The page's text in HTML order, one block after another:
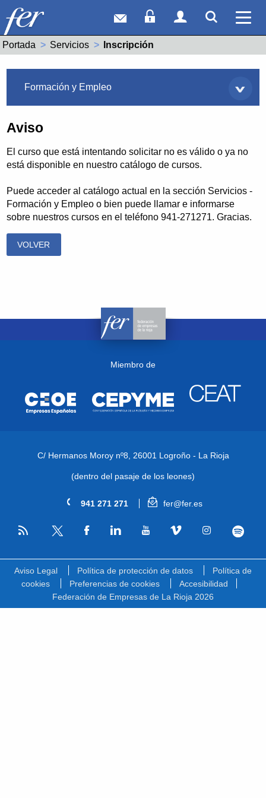
Correo webAcceso Socios
Acceso
Portada Servicios Actual:
Inscripción
Formación y Empleo
Aviso
El curso que está intentando solicitar no es válido o ya no
está disponible en nuestro catálogo de cursos.
Puede acceder al catálogo actual en la sección Servicios -
Formación y Empleo o bien puede llamar e informarse
sobre nuestros cursos en el teléfono 941-271271. Gracias.
VOLVER
Miembro de
C/ Hermanos Moroy nº8, 26001 Logroño - La Rioja
(dentro del pasaje de los leones)
941 271 271 fer@fer.es
RSS
Aviso Legal Política de protección de datos
Política de
cookies
Preferencias de cookies
Accesibilidad
Federación de Empresas de La Rioja 2026